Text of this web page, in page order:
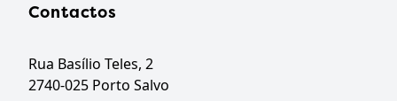
Contactos
Rua Basílio Teles, 2
2740-025 Porto Salvo